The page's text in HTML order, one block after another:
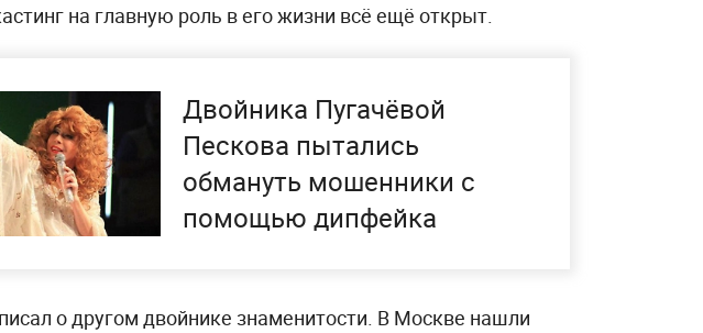
на главную роль в его жизни всё ещё открыт.
Двойника Пугачёвой
Пескова пытались
обмануть мошенники с
помощью дипфейка
о другом двойнике знаменитости. В Москве нашли